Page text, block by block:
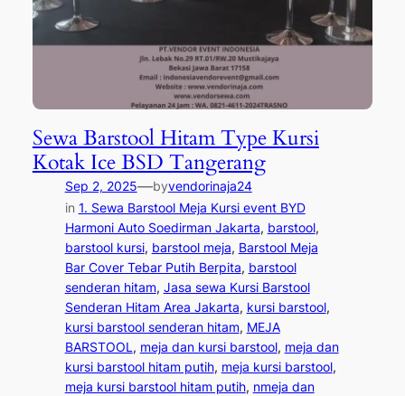
Sewa Barstool Hitam Type Kursi
Kotak Ice BSD Tangerang
Sep 2, 2025—byvendorinaja24
in 1. Sewa Barstool Meja Kursi event BYD
Harmoni Auto Soedirman Jakarta, barstool
barstool kursi, barstool meja, Barstool Meja
Bar Cover Tebar Putih Berpita, barstool
senderan hitam, Jasa sewa Kursi Barstool
Senderan Hitam Area Jakarta, kursi barstool
kursi barstool senderan hitam, MEJA
BARSTOOL, meja dan kursi barstool, meja dan
kursi barstool hitam putih, meja kursi barstool
meja kursi barstool hitam putih, nmeja dan